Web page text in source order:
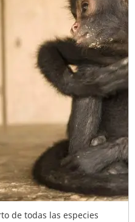
de todas las especies